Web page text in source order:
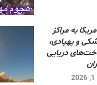
به مراکز
و پهپادی،
دریایی